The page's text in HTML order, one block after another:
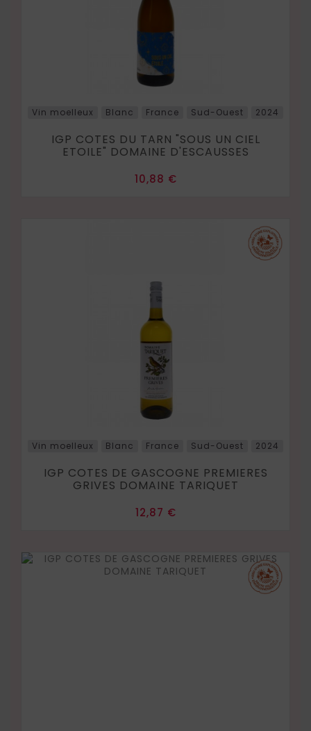
Vin moelleux Blanc France Sud-Ouest 2024
IGP COTES DU TARN "SOUS UN CIEL
ETOILE" DOMAINE D'ESCAUSSES
Prix
10,88 €
Vin moelleux Blanc France Sud-Ouest 2024
IGP COTES DE GASCOGNE PREMIERES
GRIVES DOMAINE TARIQUET
Prix
12,87 €